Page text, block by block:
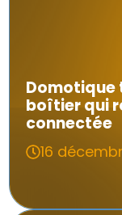
Domotique
boîtier qui
connectée
16